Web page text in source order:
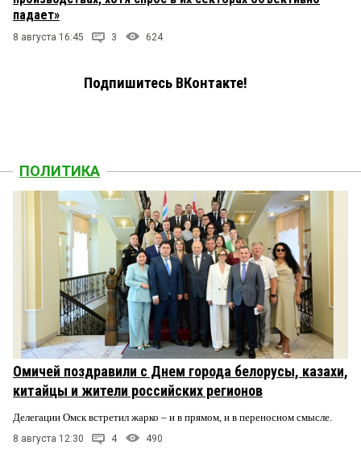
падает»
8 августа 16:45 3 624
Подпишитесь ВКонтакте!
ПОЛИТИКА
Омичей поздравили с Днем города белорусы, казахи,
китайцы и жители российских регионов
Делегации Омск встретил жарко – и в прямом, и в переносном смысле.
8 августа 12:30 4 490